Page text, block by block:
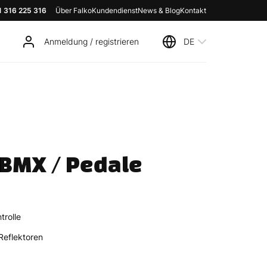
316 225 316 Über FalkoKundendienstNews & BlogKontakt
Anmeldung / registrieren DE
/ Pedale